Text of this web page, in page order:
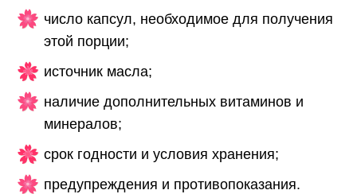
число капсул, необходимое для получения
этой порции;
источник масла;
наличие дополнительных витаминов и
минералов;
срок годности и условия хранения;
предупреждения и противопоказания.